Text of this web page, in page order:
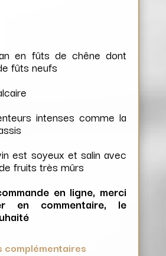
en fûts de chêne dont
fûts neufs
intenses comme la
est soyeux et salin avec
fruits très mûrs
en ligne, merci
en commentaire, le